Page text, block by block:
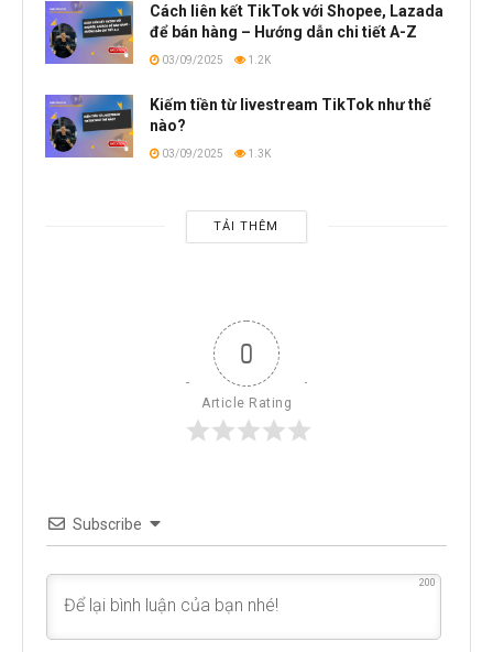
Cách liên kết TikTok với Shopee, Lazada
để bán hàng – Hướng dẫn chi tiết A-Z
03/09/2025 1.2K
Kiếm tiền từ livestream TikTok như thế
nào?
03/09/2025 1.3K
TẢI THÊM
0
Article Rating
Subscribe
200